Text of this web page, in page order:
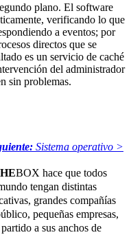
plano. El software
verificando lo que
a eventos; por
directos que se
es un servicio de caché
del administrador
sin problemas.
Sistema operativo >
BOX hace que todos
tengan distintas
grandes compañías
pequeñas empresas,
a sus anchos de